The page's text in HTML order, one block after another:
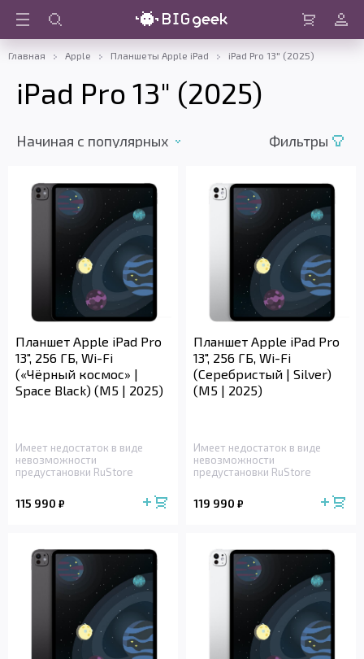
Войти
Главная Apple Планшеты Apple iPad iPad Pro 13" (2025)
iPad Pro 13" (2025)
Начиная c популярных Фильтры
Планшет Apple iPad Pro
13", 256 ГБ, Wi-Fi
(«Чёрный космос» |
Space Black) (M5 | 2025)
Имеет недостаток в виде
невозможности
предустановки RuStore
115 990 ₽
Планшет Apple iPad Pro
13", 256 ГБ, Wi-Fi
(Серебристый | Silver)
(M5 | 2025)
Имеет недостаток в виде
невозможности
предустановки RuStore
119 990 ₽